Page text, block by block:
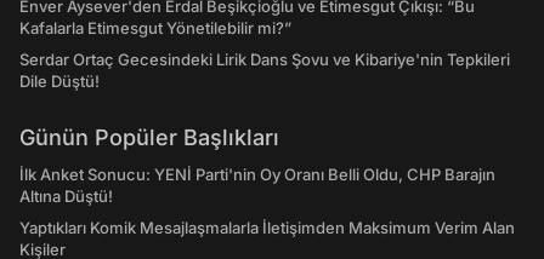
Enver Aysever'den Erdal Beşikçioğlu ve Etimesgut Çıkışı: “Bu
Kafalarla Etimesgut Yönetilebilir mi?”
Serdar Ortaç Gecesindeki Lirik Dans Şovu ve Kibariye'nin Tepkileri
Dile Düştü!
Günün Popüler Başlıkları
İlk Anket Sonucu: YENİ Parti'nin Oy Oranı Belli Oldu, CHP Barajın
Altına Düştü!
Yaptıkları Komik Mesajlaşmalarla İletişimden Maksimum Verim Alan
Kişiler